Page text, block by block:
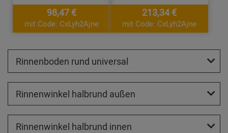
98,47 €
mit Code: CxLyh2Ajne
213,34 €
mit Code: CxLyh2Ajne
Rinnenboden rund universal
Rinnenwinkel halbrund außen
Rinnenwinkel halbrund innen